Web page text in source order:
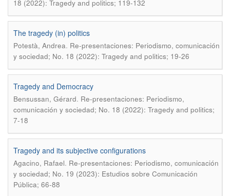
18 (2022): Tragedy and politics; 119-132
The tragedy (in) politics
Potestà, Andrea. Re-presentaciones: Periodismo, comunicación
y sociedad; No. 18 (2022): Tragedy and politics; 19-26
Tragedy and Democracy
Bensussan, Gérard. Re-presentaciones: Periodismo,
comunicación y sociedad; No. 18 (2022): Tragedy and politics;
7-18
Tragedy and its subjective configurations
Agacino, Rafael. Re-presentaciones: Periodismo, comunicación
y sociedad; No. 19 (2023): Estudios sobre Comunicación
Pública; 66-88